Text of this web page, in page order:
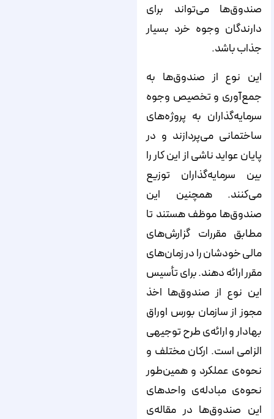
صندوق‌‌‌‌‌‌‌‌‌‌‌‌‌‌‌‌‌‌‌‌‌‌‌‌‌‌‌‌‌‌‌‌‌‌‌‌‌‌‌‌‌‌‌‌‌‌‌‌‌‌‌‌‌‌‌‌‌‌‌‌‌‌‌‌‌‌‌‌‌‌‌‌‌‌‌‌‌ها می‌‌‌‌‌‌‌‌‌‌‌‌‌‌‌‌‌‌‌‌‌‌‌‌‌‌‌‌‌‌‌‌‌‌‌‌‌‌‌‌‌‌‌‌‌‌‌‌‌‌‌‌‌‌‌‌‌‌‌‌‌‌‌‌‌‌‌‌‌‌‌‌‌‌‌‌‌تواند برای
دارندگان وجوه خرد بسیار
جذاب باشد.
این نوع از صندوق‌‌‌‌‌‌‌‌‌‌‌‌‌‌‌‌‌‌‌‌‌‌‌‌‌‌‌‌‌‌‌‌‌‌‌‌‌‌‌‌‌‌‌‌‌‌‌‌‌‌‌‌‌‌‌‌‌‌‌‌‌‌‌‌‌‌‌‌‌‌‌‌‌‌‌‌‌ها به
جمع‌‌‌‌‌‌‌‌‌‌‌‌‌‌‌‌‌‌‌‌‌‌‌‌‌‌‌‌‌‌‌‌‌‌‌‌‌‌‌‌‌‌‌‌‌‌‌‌‌‌‌‌‌‌‌‌‌‌‌‌‌‌‌‌‌‌‌‌‌‌‌‌‌‌‌‌‌آوری و تخصیص وجوه
سرمایه‌‌‌‌‌‌‌‌‌‌‌‌‌‌‌‌‌‌‌‌‌‌‌‌‌‌‌‌‌‌‌‌‌‌‌‌‌‌‌‌‌‌‌‌‌‌‌‌‌‌‌‌‌‌‌‌‌‌‌‌‌‌‌‌‌‌‌‌‌‌‌‌‌‌‌‌‌گذاران به پروژه‌‌‌‌‌‌‌‌‌‌‌‌‌‌‌‌‌‌‌‌‌‌‌‌‌‌‌‌‌‌‌‌‌‌‌‌‌‌‌‌‌‌‌‌‌‌‌‌‌‌‌‌‌‌‌‌‌‌‌‌‌‌‌‌‌‌‌‌‌‌‌‌‌‌‌‌‌های
ساختمانی می‌‌‌‌‌‌‌‌‌‌‌‌‌‌‌‌‌‌‌‌‌‌‌‌‌‌‌‌‌‌‌‌‌‌‌‌‌‌‌‌‌‌‌‌‌‌‌‌‌‌‌‌‌‌‌‌‌‌‌‌‌‌‌‌‌‌‌‌‌‌‌‌‌‌‌‌‌پردازند و در
پایان عواید ناشی از این کار را
بین سرمایه‌‌‌‌‌‌‌‌‌‌‌‌‌‌‌‌‌‌‌‌‌‌‌‌‌‌‌‌‌‌‌‌‌‌‌‌‌‌‌‌‌‌‌‌‌‌‌‌‌‌‌‌‌‌‌‌‌‌‌‌‌‌‌‌‌‌‌‌‌‌‌‌‌‌‌‌‌گذاران توزیع
می‌‌‌‌‌‌‌‌‌‌‌‌‌‌‌‌‌‌‌‌‌‌‌‌‌‌‌‌‌‌‌‌‌‌‌‌‌‌‌‌‌‌‌‌‌‌‌‌‌‌‌‌‌‌‌‌‌‌‌‌‌‌‌‌‌‌‌‌‌‌‌‌‌‌‌‌‌کنند. همچنین این
صندوق‌‌‌‌‌‌‌‌‌‌‌‌‌‌‌‌‌‌‌‌‌‌‌‌‌‌‌‌‌‌‌‌‌‌‌‌‌‌‌‌‌‌‌‌‌‌‌‌‌‌‌‌‌‌‌‌‌‌‌‌‌‌‌‌‌‌‌‌‌‌‌‌‌‌‌‌‌ها موظف هستند تا
مطابق مقررات گزارش‌‌‌‌‌‌‌‌‌‌‌‌‌‌‌‌‌‌‌‌‌‌‌‌‌‌‌‌‌‌‌‌‌‌‌‌‌‌‌‌‌‌‌‌‌‌‌‌‌‌‌‌‌‌‌‌‌‌‌‌‌‌‌‌‌‌‌‌‌‌‌‌‌‌‌‌‌های
مالی خودشان را در زمان‌‌‌‌‌‌‌‌‌‌‌‌‌‌‌‌‌‌‌‌‌‌‌‌‌‌‌‌‌‌‌‌‌‌‌‌‌‌‌‌‌‌‌‌‌‌‌‌‌‌‌‌‌‌‌‌‌‌‌‌‌‌‌‌‌‌‌‌‌‌‌‌‌‌‌‌‌های
مقرر ارائه دهند. برای تأسیس
این نوع از صندوق‌‌‌‌‌‌‌‌‌‌‌‌‌‌‌‌‌‌‌‌‌‌‌‌‌‌‌‌‌‌‌‌‌‌‌‌‌‌‌‌‌‌‌‌‌‌‌‌‌‌‌‌‌‌‌‌‌‌‌‌‌‌‌‌‌‌‌‌‌‌‌‌‌‌‌‌‌ها اخذ
مجوز از سازمان بورس اوراق
بهادار و ارائه‌‌‌‌‌‌‌‌‌‌‌‌‌‌‌‌‌‌‌‌‌‌‌‌‌‌‌‌‌‌‌‌‌‌‌‌‌‌‌‌‌‌‌‌‌‌‌‌‌‌‌‌‌‌‌‌‌‌‌‌‌‌‌‌‌‌‌‌‌‌‌‌‌‌‌‌‌ی طرح توجیهی
الزامی است. ارکان مختلف و
نحوه‌‌‌‌‌‌‌‌‌‌‌‌‌‌‌‌‌‌‌‌‌‌‌‌‌‌‌‌‌‌‌‌‌‌‌‌‌‌‌‌‌‌‌‌‌‌‌‌‌‌‌‌‌‌‌‌‌‌‌‌‌‌‌‌‌‌‌‌‌‌‌‌‌‌‌‌‌ی عملکرد و همین‌‌‌‌‌‌‌‌‌‌‌‌‌‌‌‌‌‌‌‌‌‌‌‌‌‌‌‌‌‌‌‌‌‌‌‌‌‌‌‌‌‌‌‌‌‌‌‌‌‌‌‌‌‌‌‌‌‌‌‌‌‌‌‌‌‌‌‌‌‌‌‌‌‌‌‌‌طور
نحوه‌‌‌‌‌‌‌‌‌‌‌‌‌‌‌‌‌‌‌‌‌‌‌‌‌‌‌‌‌‌‌‌‌‌‌‌‌‌‌‌‌‌‌‌‌‌‌‌‌‌‌‌‌‌‌‌‌‌‌‌‌‌‌‌‌‌‌‌‌‌‌‌‌‌‌‌‌ی مبادله‌‌‌‌‌‌‌‌‌‌‌‌‌‌‌‌‌‌‌‌‌‌‌‌‌‌‌‌‌‌‌‌‌‌‌‌‌‌‌‌‌‌‌‌‌‌‌‌‌‌‌‌‌‌‌‌‌‌‌‌‌‌‌‌‌‌‌‌‌‌‌‌‌‌‌‌‌ی واحدهای
این صندوق‌‌‌‌‌‌‌‌‌‌‌‌‌‌‌‌‌‌‌‌‌‌‌‌‌‌‌‌‌‌‌‌‌‌‌‌‌‌‌‌‌‌‌‌‌‌‌‌‌‌‌‌‌‌‌‌‌‌‌‌‌‌‌‌‌‌‌‌‌‌‌‌‌‌‌‌‌ها در مقاله‌‌‌‌‌‌‌‌‌‌‌‌‌‌‌‌‌‌‌‌‌‌‌‌‌‌‌‌‌‌‌‌‌‌‌‌‌‌‌‌‌‌‌‌‌‌‌‌‌‌‌‌‌‌‌‌‌‌‌‌‌‌‌‌‌‌‌‌‌‌‌‌‌‌‌‌‌ی